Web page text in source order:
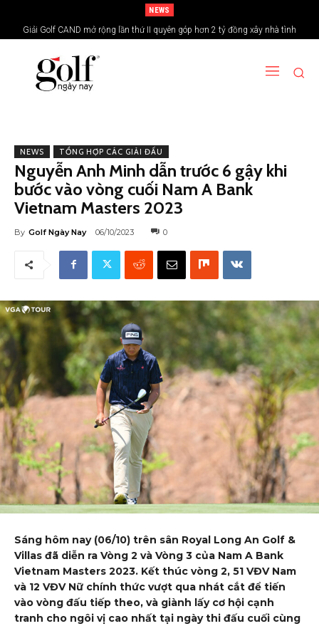
NEWS
Giải Golf CAND mở rộng lần thứ II quyên góp hơn 2 tỷ đồng xây nhà tình
nghĩa vùng biên giới
NEWS TỔNG HỢP CÁC GIẢI ĐẤU
Nguyễn Anh Minh dẫn trước 6 gậy khi
bước vào vòng cuối Nam A Bank
Vietnam Masters 2023
By Golf Ngày Nay 06/10/2023 0
Sáng hôm nay (06/10) trên sân Royal Long An Golf &
Villas đã diễn ra Vòng 2 và Vòng 3 của Nam A Bank
Vietnam Masters 2023. Kết thúc vòng 2, 51 VĐV Nam
và 12 VĐV Nữ chính thức vượt qua nhát cắt để tiến
vào vòng đấu tiếp theo, và giành lấy cơ hội cạnh
tranh cho ngôi vị cao nhất tại ngày thi đấu cuối cùng